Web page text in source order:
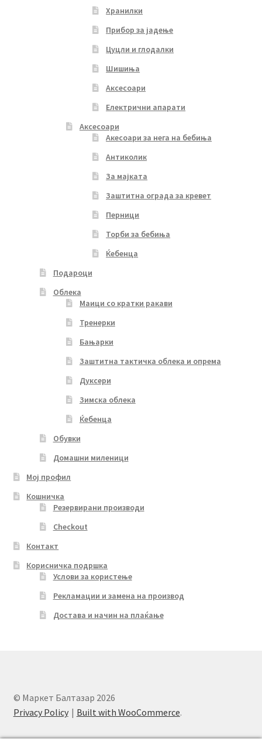
Хранилки
Прибор за јадење
Цуцли и глодалки
Шишиња
Аксесоари
Електрични апарати
Аксесоари
Акесоари за нега на бебиња
Антиколик
За мајката
Заштитна ограда за кревет
Перници
Торби за бебиња
Ќебенца
Подароци
Облека
Маици со кратки ракави
Тренерки
Бањарки
Заштитна тактичка облека и опрема
Дуксери
Зимска облека
Ќебенца
Обувки
Домашни миленици
Мој профил
Кошничка
Резервирани производи
Checkout
Контакт
Корисничка подршка
Услови за користење
Рекламации и замена на производ
Достава и начин на плаќање
© Маркет Балтазар 2026
Privacy Policy
Built with WooCommerce.